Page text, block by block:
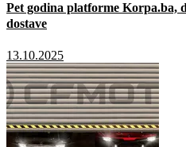
Pet godina platforme Korpa.ba,
dostave
13.10.2025